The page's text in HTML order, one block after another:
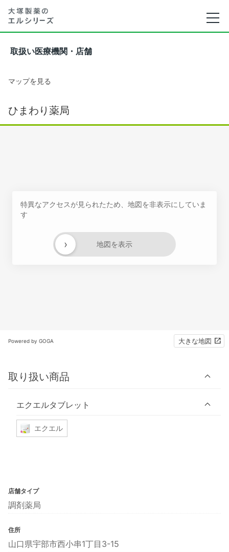
取扱い医療機関・店舗
マップを見る
ひまわり薬局
特異なアクセスが見られたため、地図を非表示にしていま
す
地図を表示
›
Powered by GOGA 大きな地図
取り扱い商品
エクエルタブレット
エクエル
店舗タイプ
調剤薬局
住所
山口県宇部市西小串1丁目3-15